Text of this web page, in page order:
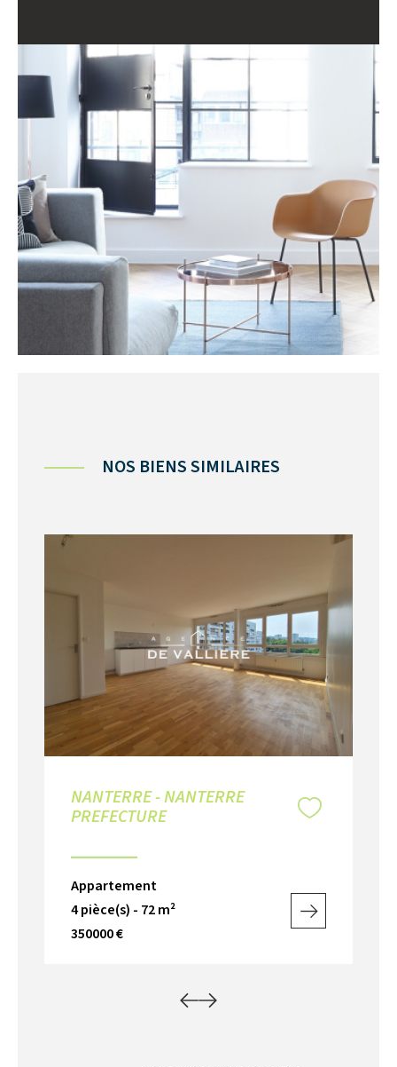
NOS BIENS SIMILAIRES
NANTERRE - NANTERRE
PREFECTURE
Appartement
4 pièce(s) - 72 m²
350000 €